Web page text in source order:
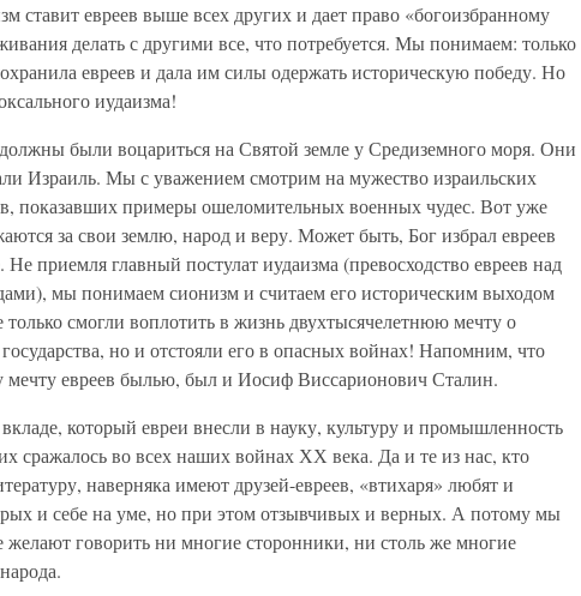
ставит евреев выше всех других и дает право «богоизбранному
делать с другими все, что потребуется. Мы понимаем: только
евреев и дала им силы одержать историческую победу. Но
иудаизма!
были воцариться на Святой земле у Средиземного моря. Они
Израиль. Мы с уважением смотрим на мужество израильских
показавших примеры ошеломительных военных чудес. Вот уже
за свои землю, народ и веру. Может быть, Бог избрал евреев
приемля главный постулат иудаизма (превосходство евреев над
мы понимаем сионизм и считаем его историческим выходом
смогли воплотить в жизнь двухтысячелетнюю мечту о
но и отстояли его в опасных войнах! Напомним, что
мечту евреев былью, был и Иосиф Виссарионович Сталин.
который евреи внесли в науку, культуру и промышленность
сражалось во всех наших войнах ХХ века. Да и те из нас, кто
наверняка имеют друзей-евреев, «втихаря» любят и
и себе на уме, но при этом отзывчивых и верных. А потому мы
желают говорить ни многие сторонники, ни столь же многие